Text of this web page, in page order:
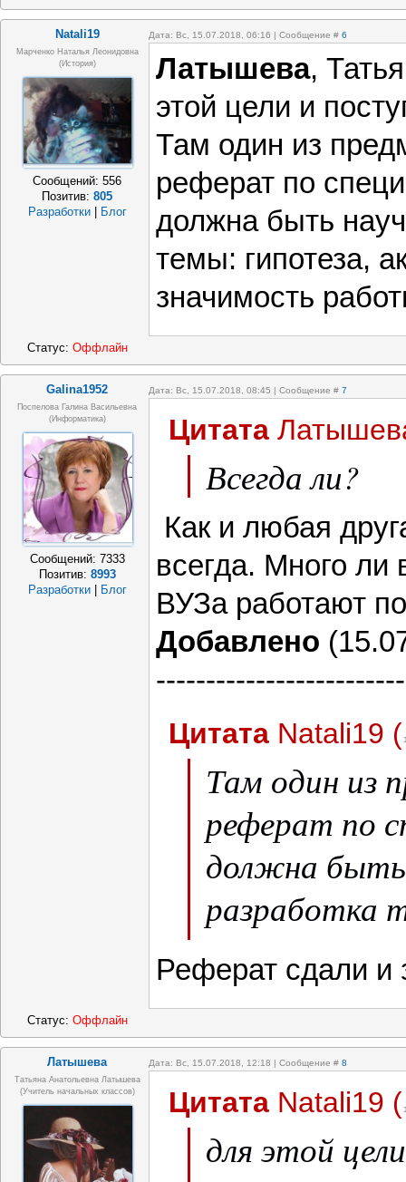
Natali19 Дата: Вс, 15.07.2018, 06:16 | Сообщение # 6
Марченко Наталья Леонидовна
(история)
Сообщений:556
Позитив:805
Разработки
Блог
Латышева,
этой цели и
Там один из
реферат по
должна быть
темы: гипотеза,
значимость
Статус: Оффлайн
Galina1952 Дата: Вс, 15.07.2018, 08:45 | Сообщение # 7
Поспелова Галина Васильевна
(информатика)
Сообщений: 7333
Позитив: 8993
Разработки
Блог
Цитата
Всегда ли?
Как и любая
всегда. Много ли
ВУЗа работают
Добавлено
Цитата Natali19 (
Там один из
реферат по
должна быть
разработка
работы.
Реферат сдали и
Статус: Оффлайн
Латышева Дата: Вс, 15.07.2018, 12:18 | Сообщение # 8
Татьяна Анатольевна Латышева
(учитель начальных классов)
Цитата Natali19 (
для этой